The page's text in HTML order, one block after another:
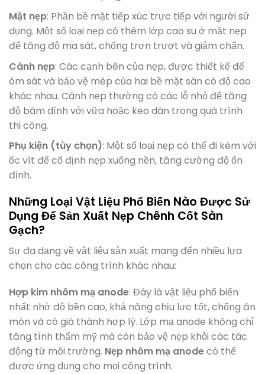
Mặt nẹp: Phần bề mặt tiếp xúc trực tiếp với người sử
dụng. Một số loại nẹp có thêm lớp cao su ở mặt nẹp
để tăng độ ma sát, chống trơn trượt và giảm chấn.
Cánh nẹp: Các cạnh bên của nẹp, được thiết kế để
ôm sát và bảo vệ mép của hai bề mặt sàn có độ cao
khác nhau. Cánh nẹp thường có các lỗ nhỏ để tăng
độ bám dính với vữa hoặc keo dán trong quá trình
thi công.
Phụ kiện (tùy chọn): Một số loại nẹp có thể đi kèm với
ốc vít để cố định nẹp xuống nền, tăng cường độ ổn
định.
Những Loại Vật Liệu Phổ Biến Nào Được Sử
Dụng Để Sản Xuất Nẹp Chênh Cốt Sàn
Gạch?
Sự đa dạng về vật liệu sản xuất mang đến nhiều lựa
chọn cho các công trình khác nhau:
Hợp kim nhôm mạ anode: Đây là vật liệu phổ biến
nhất nhờ độ bền cao, khả năng chịu lực tốt, chống ăn
mòn và có giá thành hợp lý. Lớp mạ anode không chỉ
tăng tính thẩm mỹ mà còn bảo vệ nẹp khỏi các tác
động từ môi trường. Nẹp nhôm mạ anodecó thể
được ứng dụng cho mọi công trình.